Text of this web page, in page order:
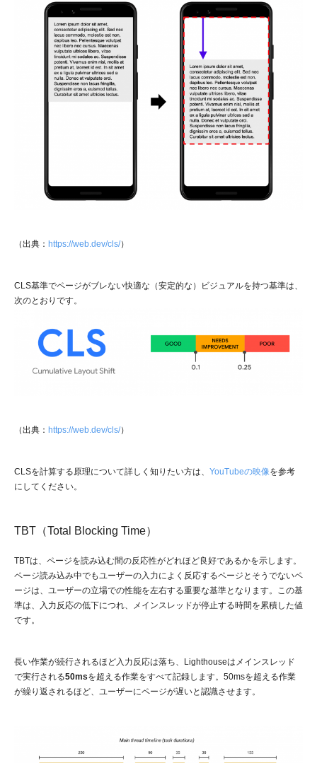
（出典： https://web.dev/cls/）
CLS基準でページがブレない快適な（安定的な）ビジュアルを持つ基準は、
次のとおりです。
（出典： https://web.dev/cls/）
CLSを計算する原理について詳しく知りたい方は、 YouTubeの映像を参考
にしてください。
TBT（Total Blocking Time）
TBTは、ページを読み込む間の反応性がどれほど良好であるかを示します。
ページ読み込み中でもユーザーの入力によく反応するページとそうでないペ
ージは、ユーザーの立場での性能を左右する重要な基準となります。この基
準は、入力反応の低下につれ、メインスレッドが停止する時間を累積した値
です。
長い作業が続行されるほど入力反応は落ち、Lighthouseはメインスレッド
で実行される50msを超える作業をすべて記録します。50msを超える作業
が繰り返されるほど、ユーザーにページが遅いと認識させます。